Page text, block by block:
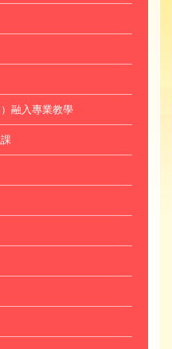
融入專業教學